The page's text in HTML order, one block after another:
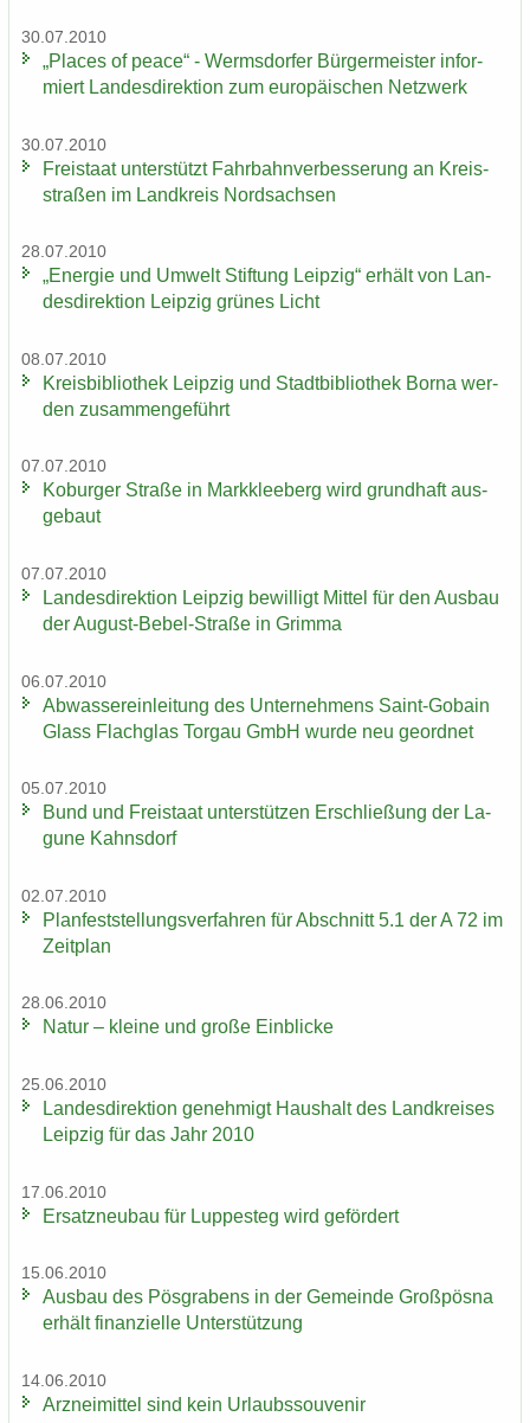
30.07.2010
„Places of peace“ - Werms­dor­fer Bür­ger­meis­ter in­for­
miert Lan­des­di­rek­ti­on zum eu­ro­päi­schen Netz­werk
30.07.2010
Frei­staat un­ter­stützt Fahr­bahn­ver­bes­se­rung an Kreis­
stra­ßen im Land­kreis Nord­sach­sen
28.07.2010
„En­er­gie und Um­welt Stif­tung Leip­zig“ er­hält von Lan­
des­di­rek­ti­on Leip­zig grü­nes Licht
08.07.2010
Kreis­bi­blio­thek Leip­zig und Stadt­bi­blio­thek Borna wer­
den zu­sam­men­ge­führt
07.07.2010
Ko­bur­ger Stra­ße in Mark­klee­berg wird grund­haft aus­
ge­baut
07.07.2010
Lan­des­di­rek­ti­on Leip­zig be­wil­ligt Mit­tel für den Aus­bau
der August-​Bebel-Straße in Grim­ma
06.07.2010
Ab­was­ser­ein­lei­tung des Un­ter­neh­mens Saint-​Gobain
Glass Flach­glas Tor­gau GmbH wurde neu ge­ord­net
05.07.2010
Bund und Frei­staat un­ter­stüt­zen Er­schlie­ßung der La­
gu­ne Kahns­dorf
02.07.2010
Plan­fest­stel­lungs­ver­fah­ren für Ab­schnitt 5.1 der A 72 im
Zeit­plan
28.06.2010
Natur – klei­ne und große Ein­bli­cke
25.06.2010
Lan­des­di­rek­ti­on ge­neh­migt Haus­halt des Land­krei­ses
Leip­zig für das Jahr 2010
17.06.2010
Er­satz­neu­bau für Lup­pe­steg wird ge­för­dert
15.06.2010
Aus­bau des Pös­gra­bens in der Ge­mein­de Groß­pös­na
er­hält fi­nan­zi­el­le Un­ter­stüt­zung
14.06.2010
Arz­nei­mit­tel sind kein Ur­laubs­sou­ve­nir